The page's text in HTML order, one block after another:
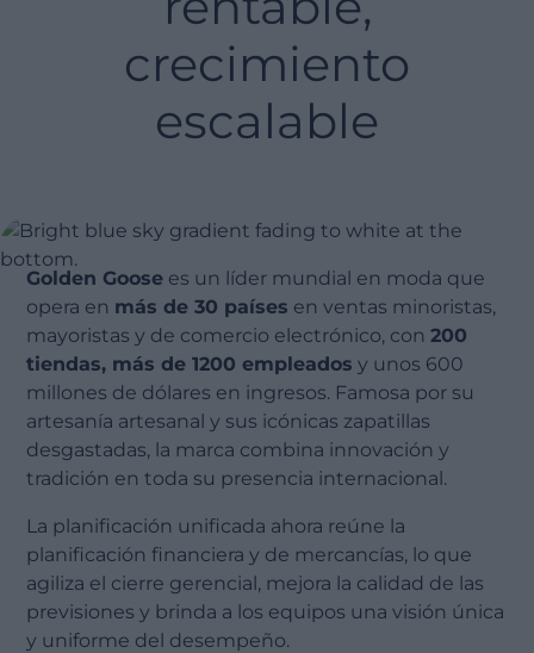
crecimiento
escalable
Golden Goose es un líder mundial en moda que
opera en más de 30 países en ventas minoristas,
mayoristas y de comercio electrónico, con200
tiendas, más de 1200 empleados y unos 600
millones de dólares en ingresos. Famosa por su
artesanía artesanal y sus icónicas zapatillas
desgastadas, la marca combina innovación y
tradición en toda su presencia internacional.
La planificación unificada ahora reúne la
planificación financiera y de mercancías, lo que
agiliza el cierre gerencial, mejora la calidad de las
previsiones y brinda a los equipos una visión única
y uniforme del desempeño.